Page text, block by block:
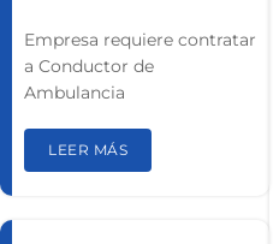
Empresa requiere contratar
a Conductor de
Ambulancia
LEER MÁS